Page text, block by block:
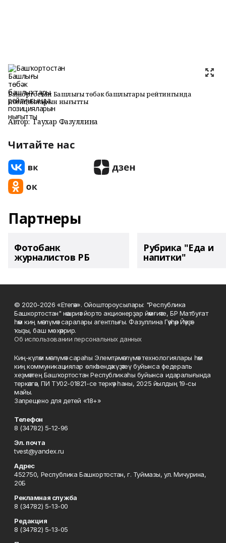
Башҡортостан Башлығы төбәк башлыҡтары рейтингында
позицияларын нығытты
Автор: Гаухар Фазуллина
Читайте нас
Партнеры
Фотобанк
журналистов РБ
Рубрика "Еда и
напитки"
© 2020-2026 «Етегән». Ойоштороусылары: "Республика
Башкортостан" нәшриәт йорто акционерҙар йәмғиәте, БР Матбуғат
һәм киң мәғлүмәт саралары агентлығы. Фазуллина Гәүһәр Йәүҙәт
ҡыҙы, баш мөхәррир.
Об использовании персональных данных
Киң-күләм мәғлүмәт сараһы Элемтә, мәғлүмәт технологиялары һәм
киң коммуникациялар өлкәһендә күҙәтеү буйынса федераль
хеҙмәттең Башҡортостан Республикаһы буйынса идаралығында
теркәлгән, ПИ ТУ02-01821-се теркәү һаны, 2025 йылдың 19-сы
майы.
Запрещено для детей «18+»
Телефон
8 (34782) 5-12-96
Эл. почта
tvest@yandex.ru
Адрес
452750, Республика Башкортостан, г. Туймазы, ул. Мичурина,
20Б
Рекламная служба
8 (34782) 5-13-00
Редакция
8 (34782) 5-13-05